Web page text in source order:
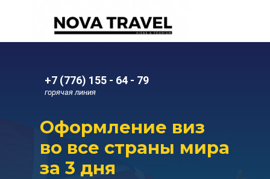
Оформление виз
во все страны мира
за 3 дня
горячая линия
+7 (776) 155 - 64 - 79